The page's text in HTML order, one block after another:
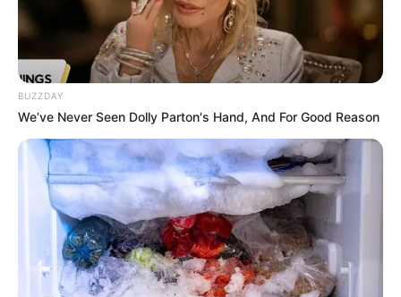
Veranstaltungen können übrigenshier kostenlos und
ohne Log-in-Zwangeingetragen werden.
Wäre es nicht besser, wenn sich die Präsidenten und
Generäle mit Knüppeln gegenseitig erschlagen würden,
statt mit ihren Herdenarmeen so viele andere Menschen
zu ermorden?
weitere Kalauer
Quermania folgen: Impressum & Kontakt
BUZZDAY
We’ve Never Seen Dolly Parton's Hand, And For Good Reason